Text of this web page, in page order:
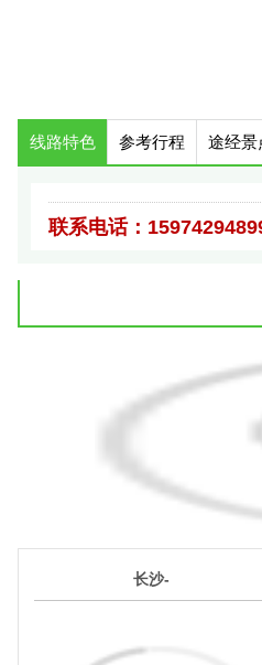
线路特色 参考行程 途经景
联系电话：
长沙-